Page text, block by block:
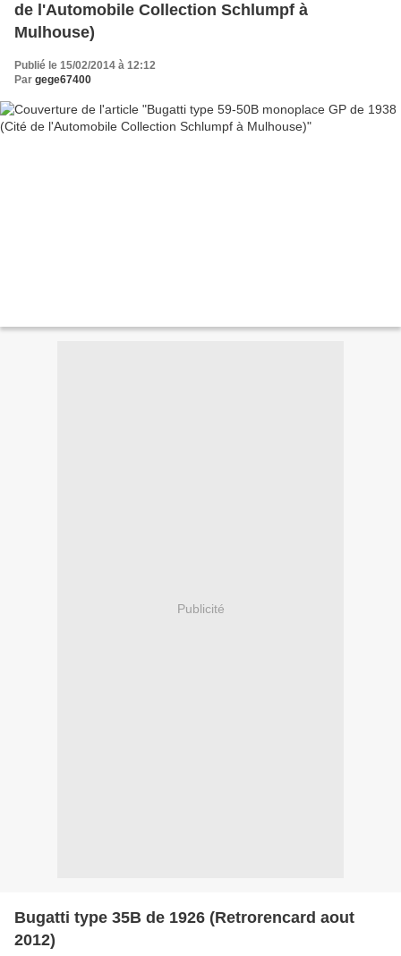
de l'Automobile Collection Schlumpf à
Mulhouse)
Publié le 15/02/2014 à 12:12
Par gege67400
Publicité
Bugatti type 35B de 1926 (Retrorencard aout
2012)